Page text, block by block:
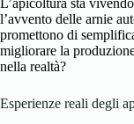
L’apicoltura sta
l’avvento delle arnie
promettono di
migliorare la
nella realtà?
Esperienze reali degli